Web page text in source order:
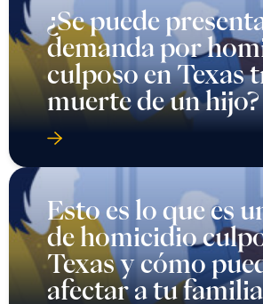
¿Se puede
demanda por
culposo en Texas
muerte de un hijo?
Esto es lo que es
de homicidio
Texas y cómo
afectar a tu familia